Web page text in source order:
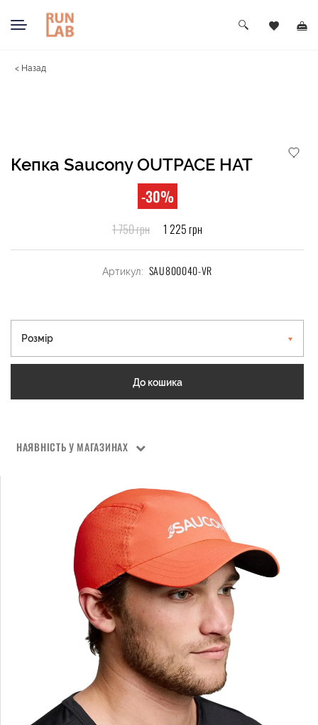
< Назад
Кепка Saucony OUTPACE HAT
-30%
1 750 грн 1 225 грн
Артикул: SAU800040-VR
Розмір
До кошика
НАЯВНІСТЬ У МАГАЗИНАХ